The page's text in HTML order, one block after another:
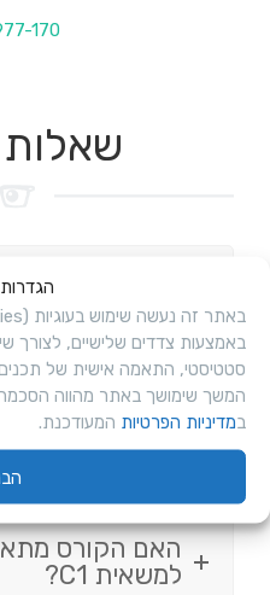
באמצעות צדדים שלישיים, לצורך
סטטיסטי, התאמה אישית של תכנים
המשך שימושך באתר מהווה הסכמה
במדיניות הפרטיות המעודכנת.
170
שאלות
אתם מתחייבים
אפשר לשלם גם
מה קורה לאחר
האם הקורס
לטרקטור
האם הקורס
למשאית C1?